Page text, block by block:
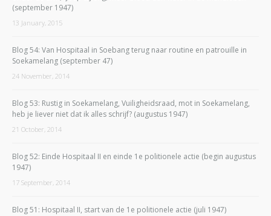
(september 1947)
13 January, 2015
Blog 54: Van Hospitaal in Soebang terug naar routine en patrouille in
Soekamelang (september 47)
24 November, 2014
Blog 53: Rustig in Soekamelang, Vuiligheidsraad, mot in Soekamelang,
heb je liever niet dat ik alles schrijf? (augustus 1947)
21 October, 2014
Blog 52: Einde Hospitaal II en einde 1e politionele actie (begin augustus
1947)
17 September, 2014
Blog 51: Hospitaal II, start van de 1e politionele actie (juli 1947)